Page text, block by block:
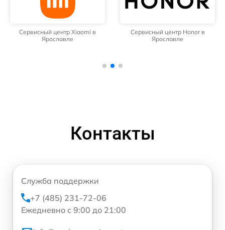
Сервисный центр Xiaomi в
Ярославле
Сервисный центр Honor в
Ярославле
Контакты
Служба поддержки
+7 (485) 231-72-06
Ежедневно с 9:00 до 21:00